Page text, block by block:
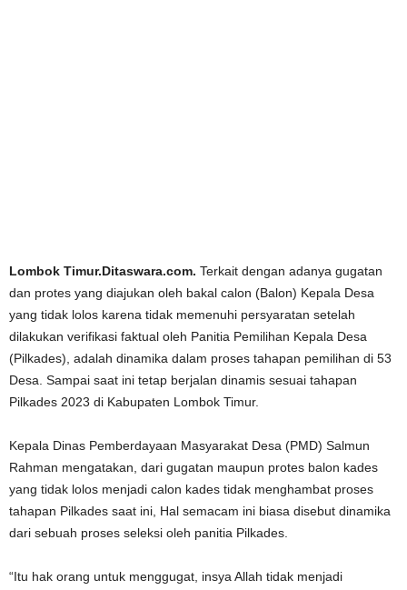
Lombok Timur.Ditaswara.com. Terkait dengan adanya gugatan
dan protes yang diajukan oleh bakal calon (Balon) Kepala Desa
yang tidak lolos karena tidak memenuhi persyaratan setelah
dilakukan verifikasi faktual oleh Panitia Pemilihan Kepala Desa
(Pilkades), adalah dinamika dalam proses tahapan pemilihan di 53
Desa. Sampai saat ini tetap berjalan dinamis sesuai tahapan
Pilkades 2023 di Kabupaten Lombok Timur.
Kepala Dinas Pemberdayaan Masyarakat Desa (PMD) Salmun
Rahman mengatakan, dari gugatan maupun protes balon kades
yang tidak lolos menjadi calon kades tidak menghambat proses
tahapan Pilkades saat ini, Hal semacam ini biasa disebut dinamika
dari sebuah proses seleksi oleh panitia Pilkades.
“Itu hak orang untuk menggugat, insya Allah tidak menjadi